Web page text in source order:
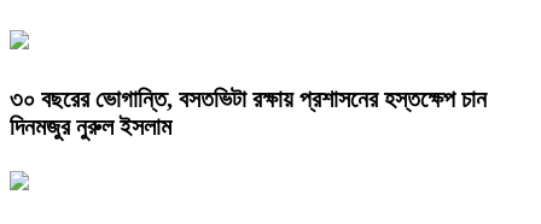
৩০ বছরের ভোগান্তি, বসতভিটা রক্ষায় প্রশাসনের হস্তক্ষেপ চান
দিনমজুর নুরুল ইসলাম